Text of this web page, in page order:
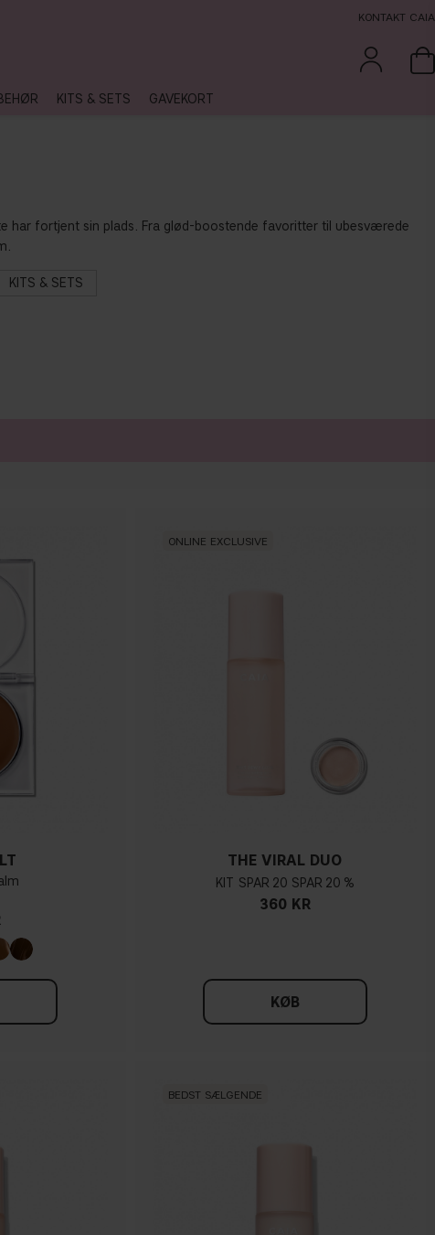
KONTAKT CAIA
KITS & SETS GAVEKORT
har fortjent sin plads. Fra glød-boostende favoritter til ubesværede
KITS & SETS
ONLINE EXCLUSIVE
THE VIRAL DUO
KIT 20 20 %
360 KR
KØB
BEDST SÆLGENDE